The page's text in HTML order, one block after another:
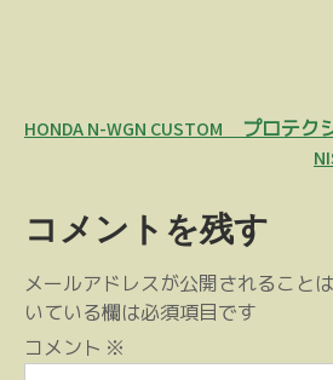
投
ビ
ゲ
ー
シ
HONDA N-WGN CUSTOM プロテ
コメントを残す
メールアドレスが公開されることは
いている欄は必須項目です
コメント ※